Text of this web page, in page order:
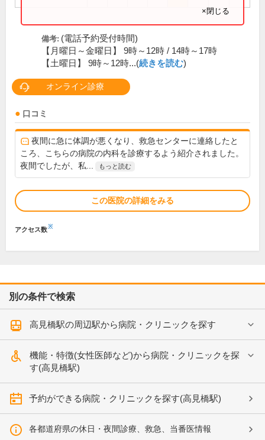
×閉じる
備考: (電話予約受付時間)
【月曜日～金曜日】 9時～12時 / 14時～17時
【土曜日】 9時～12時...(続きを読む)
オンライン診療
口コミ
夜間に急に体調が悪くなり、救急センターに連絡したと
ころ、こちらの病院の内科を診療するよう紹介されました。
夜間でしたが、私...
もっと読む
この医院の詳細をみる
アクセス数※
別の条件で検索
高見橋駅の周辺駅から病院・クリニックを探す
機能・特徴(女性医師など)から病院・クリニックを探
す(高見橋駅)
予約ができる病院・クリニックを探す(高見橋駅)
各都道府県の休日・夜間診療、救急、当番医情報